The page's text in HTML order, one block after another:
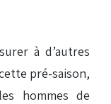
à d’autres
pré-saison,
hommes de